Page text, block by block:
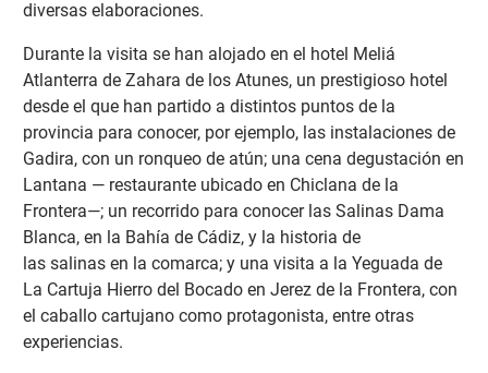
diversas elaboraciones.
Durante la visita se han alojado en el hotel Meliá
Atlanterra de Zahara de los Atunes, un prestigioso hotel
desde el que han partido a distintos puntos de la
provincia para conocer, por ejemplo, las instalaciones de
Gadira, con un ronqueo de atún; una cena degustación en
Lantana — restaurante ubicado en Chiclana de la
Frontera—; un recorrido para conocer las Salinas Dama
Blanca, en la Bahía de Cádiz, y la historia de
las salinas en la comarca; y una visita a la Yeguada de
La Cartuja Hierro del Bocado en Jerez de la Frontera, con
el caballo cartujano como protagonista, entre otras
experiencias.